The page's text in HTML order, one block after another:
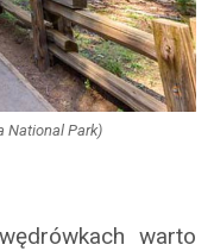
National Park)
warto